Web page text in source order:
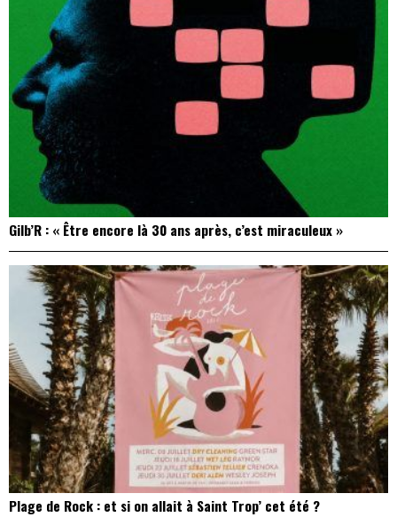
Gilb’R : « Être encore là 30 ans après, c’est miraculeux »
Plage de Rock : et si on allait à Saint Trop’ cet été ?